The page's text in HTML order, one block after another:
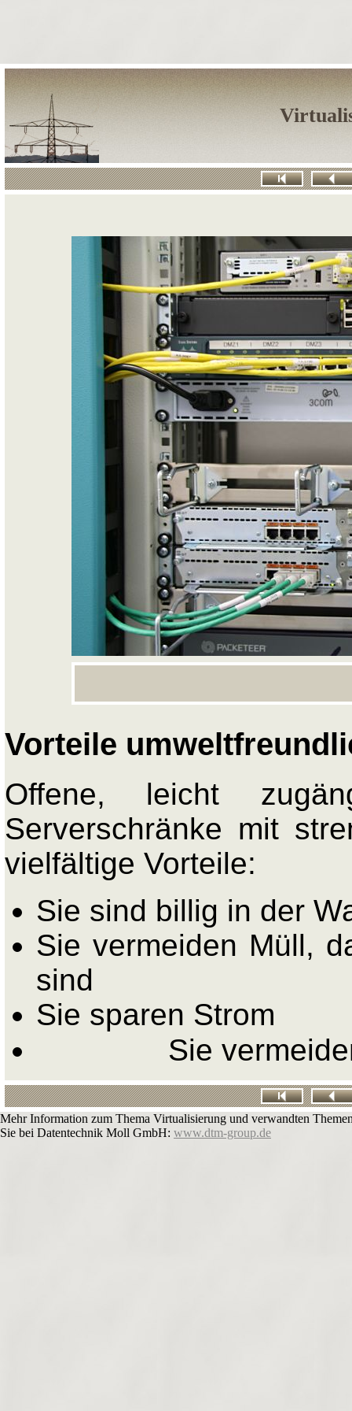
Vorteile
Offene, leicht
Serverschränke mit
vielfältige Vorteile:
Sie sind billig in der
Sie vermeiden Müll,
sind
Sie sparen Strom
Sie
Mehr Information zum Thema Virtualisierung und verwandten
Sie bei Datentechnik Moll GmbH: www.dtm-group.de